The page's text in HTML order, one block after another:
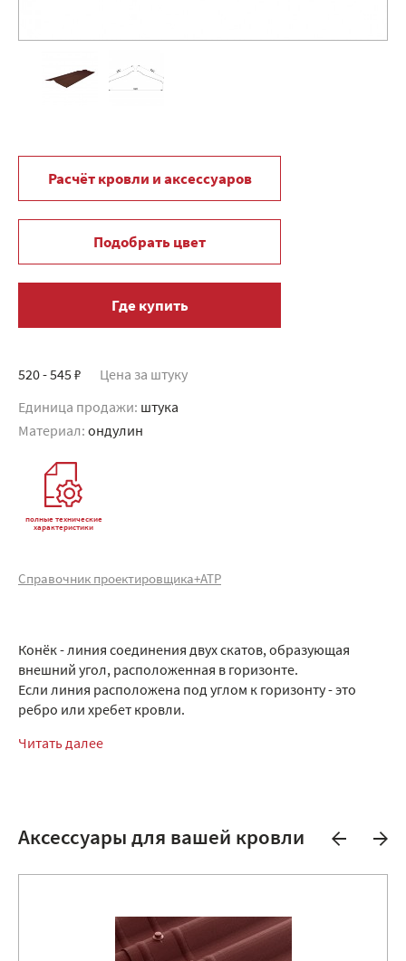
Расчёт кровли и аксессуаров
Подобрать цвет
Где купить
520 - 545 ₽ Цена за штуку
Единица продажи: штука
Материал: ондулин
полные технические
характеристики
Справочник проектировщика+АТР
Конёк - линия соединения двух скатов, образующая
внешний угол, расположенная в горизонте.
Если линия расположена под углом к горизонту - это
ребро или хребет кровли.
Читать далее
Аксессуары для вашей кровли